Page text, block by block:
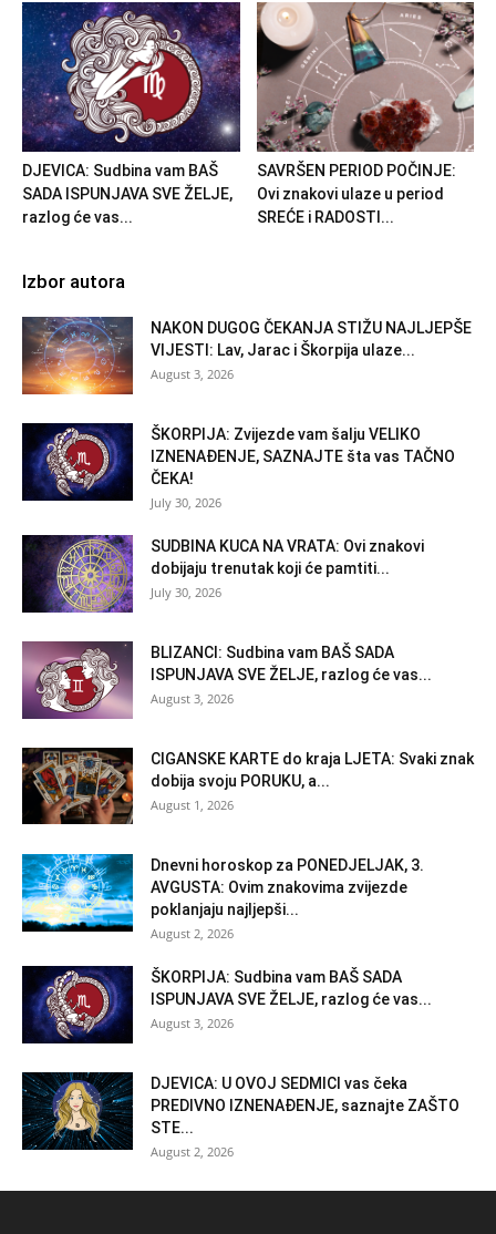
DJEVICA: Sudbina vam BAŠ
SADA ISPUNJAVA SVE ŽELJE,
razlog će vas...
SAVRŠEN PERIOD POČINJE:
Ovi znakovi ulaze u period
SREĆE i RADOSTI...
Izbor autora
NAKON DUGOG ČEKANJA STIŽU NAJLJEPŠE
VIJESTI: Lav, Jarac i Škorpija ulaze...
August 3, 2026
ŠKORPIJA: Zvijezde vam šalju VELIKO
IZNENAĐENJE, SAZNAJTE šta vas TAČNO
ČEKA!
July 30, 2026
SUDBINA KUCA NA VRATA: Ovi znakovi
dobijaju trenutak koji će pamtiti...
July 30, 2026
BLIZANCI: Sudbina vam BAŠ SADA
ISPUNJAVA SVE ŽELJE, razlog će vas...
August 3, 2026
CIGANSKE KARTE do kraja LJETA: Svaki znak
dobija svoju PORUKU, a...
August 1, 2026
Dnevni horoskop za PONEDJELJAK, 3.
AVGUSTA: Ovim znakovima zvijezde
poklanjaju najljepši...
August 2, 2026
ŠKORPIJA: Sudbina vam BAŠ SADA
ISPUNJAVA SVE ŽELJE, razlog će vas...
August 3, 2026
DJEVICA: U OVOJ SEDMICI vas čeka
PREDIVNO IZNENAĐENJE, saznajte ZAŠTO
STE...
August 2, 2026